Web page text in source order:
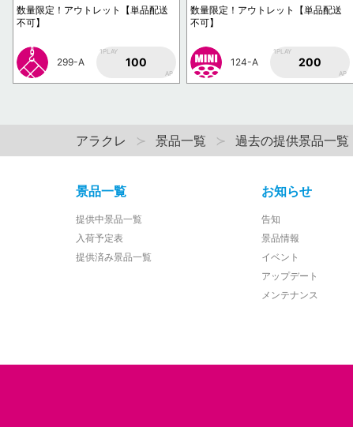
数量限定！アウトレット【単品配送
不可】
299-A
1PLAY
100
AP
数量限定！アウトレット【単品配送
不可】
124-A
1PLAY
200
AP
アラクレ 景品一覧 過去の提供景品一覧
景品一覧
提供中景品一覧
入荷予定表
提供済み景品一覧
お知らせ
告知
景品情報
イベント
アップデート
メンテナンス